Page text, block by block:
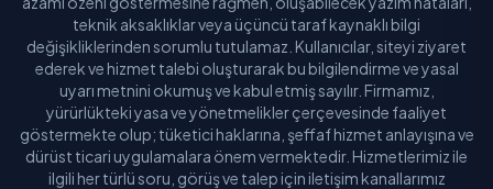
teknik aksaklıklar veya üçüncü taraf kaynaklı bilgi
değişikliklerinden sorumlu tutulamaz. Kullanıcılar, siteyi ziyaret
ederek ve hizmet talebi oluşturarak bu bilgilendirme ve yasal
uyarı metnini okumuş ve kabul etmiş sayılır. Firmamız,
yürürlükteki yasa ve yönetmelikler çerçevesinde faaliyet
göstermekte olup; tüketici haklarına, şeffaf hizmet anlayışına ve
dürüst ticari uygulamalara önem vermektedir. Hizmetlerimiz ile
ilgili her türlü soru, görüş ve talep için iletişim kanallarımız